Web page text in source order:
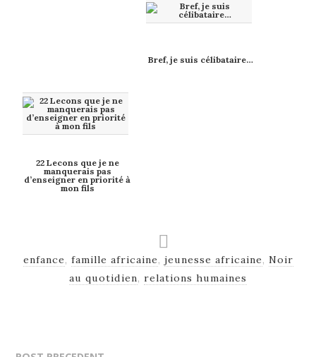
Bref, je suis célibataire…
22 Lecons que je ne
manquerais pas
d’enseigner en priorité à
mon fils
enfance, famille africaine, jeunesse africaine, Noir
au quotidien, relations humaines